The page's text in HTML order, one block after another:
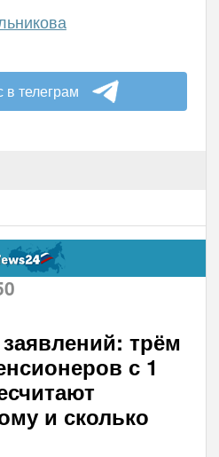
в телеграм
трём
с 1
и сколько